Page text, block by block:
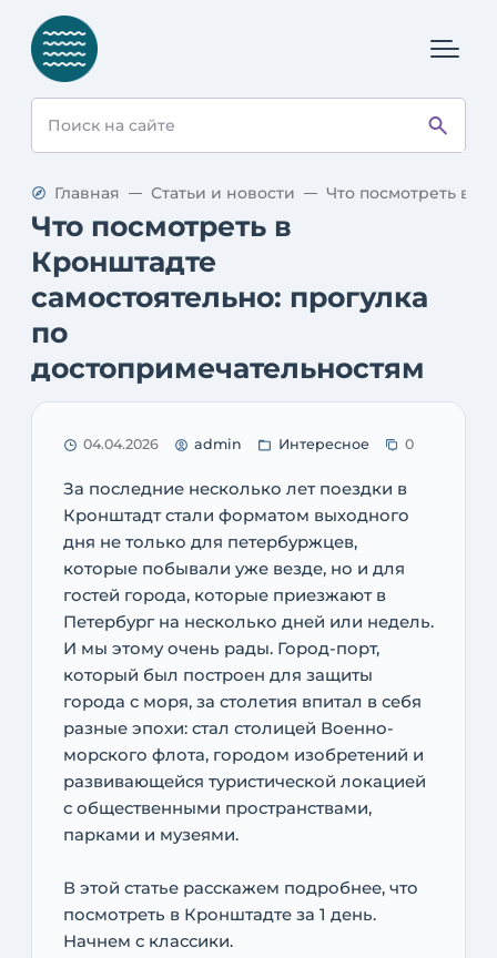
Что посмотреть в
Кронштадте
самостоятельно: прогулка
по
достопримечательностям
Главная Статьи и новости Что посмотреть в
04.04.2026 admin Интересное 0
За последние несколько лет поездки в
Кронштадт стали форматом выходного
дня не только для петербуржцев,
которые побывали уже везде, но и для
гостей города, которые приезжают в
Петербург на несколько дней или недель.
И мы этому очень рады. Город-порт,
который был построен для защиты
города с моря, за столетия впитал в себя
разные эпохи: стал столицей Военно-
морского флота, городом изобретений и
развивающейся туристической локацией
с общественными пространствами,
парками и музеями.
В этой статье расскажем подробнее, что
посмотреть в Кронштадте за 1 день.
Начнем с классики.